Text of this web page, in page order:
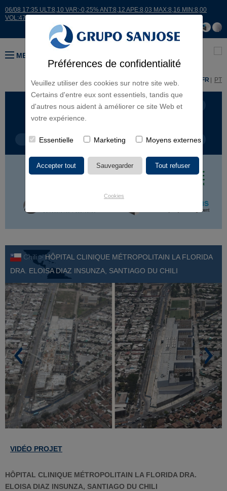
Préférences de confidentialité
Veuillez utiliser des cookies sur notre site web.
Certains d'entre eux sont essentiels, tandis que
d'autres nous aident à améliorer ce site Web et
votre expérience.
Essentielle Marketing Moyens externes
Cookies
06/08 17:35 ULT:8,10 VAR:-0,25% ANT:8,12 APE:8,03 MAX:8,16 MIN:8,00
VOL:47811
MENU
ES FR PT
LIGNES D'ACTIVITÉ CONTINENTS
TYPE DE PROJET NOM DU PROJET
Chili >HÔPITAL CLINIQUE MÉTROPOLITAIN LA FLORIDA
DRA. ELOISA DIAZ INSUNZA, SANTIAGO DU CHILI
VIDÉO PROJET
HÔPITAL CLINIQUE MÉTROPOLITAIN LA FLORIDA DRA.
ELOISA DIAZ INSUNZA, SANTIAGO DU CHILI